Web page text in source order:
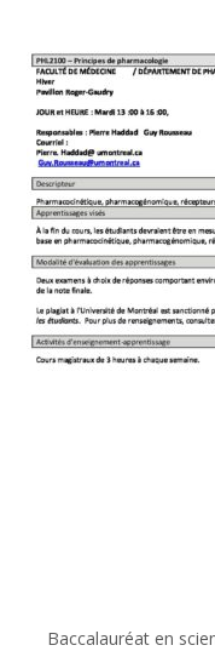
Baccalauréat en